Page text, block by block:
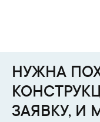
НУЖНА
ЗАЯВКУ, И